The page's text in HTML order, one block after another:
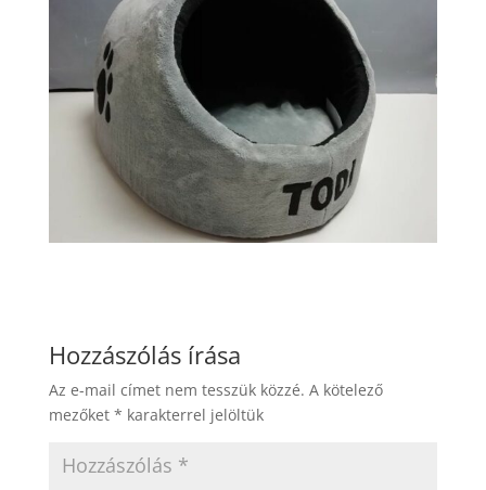
Hozzászólás írása
Az e-mail címet nem tesszük közzé. A kötelező
mezőket * karakterrel jelöltük